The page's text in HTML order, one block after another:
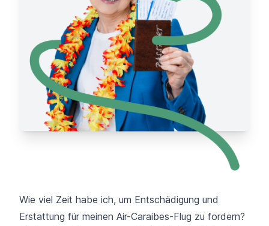
Wie viel Zeit habe ich, um Entschädigung und
Erstattung für meinen Air-Caraibes-Flug zu fordern?